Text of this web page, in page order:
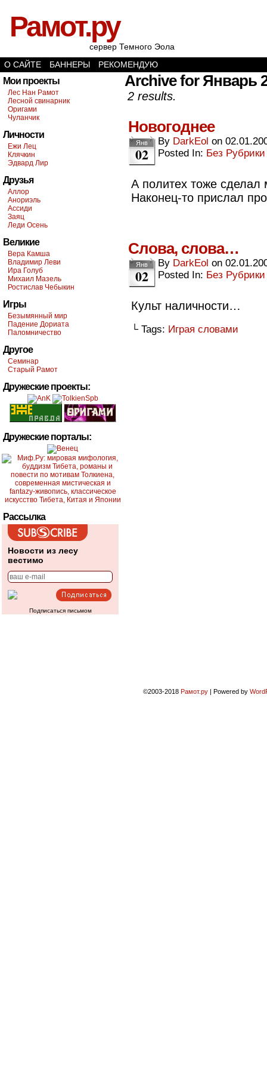
Рамот.ру
сервер Темного Эола
О САЙТЕ
БАННЕРЫ РЕКОМЕНДУЮ
Мои проекты
Лес Нан Рамот
Лесной свинарник
Оригами
Чуланчик
Личности
Ежи Лец
Клячкин
Эдвард Лир
Друзья
Аллор
Анориэль
Ассиди
Заяц
Леди Осень
Великие
Вера Камша
Владимир Леви
Ира Голуб
Михаил Мазель
Ростислав Чебыкин
Игры
Безымянный мир
Падение Дориата
Паломничество
Другое
Семинар
Старый Рамот
Дружеские проекты:
Дружеские порталы:
Рассылка
Новости из лесу
вестимо
Подписаться письмом
Archive for Январь
2 results.
Новогоднее
Янв
02
By DarkEol on
Posted In: Без Рубрики
А политех тоже сделал
Наконец-то прислал
Слова, слова…
Янв
02
By DarkEol on
Posted In: Без Рубрики
Культ наличности…
└ Tags: Играя словами
©2003-2018 Рамот.ру | Powered by